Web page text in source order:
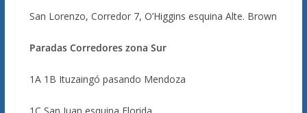
San Lorenzo, Corredor 7, O’Higgins esquina Alte. Brown
Paradas Corredores zona Sur
1A 1B Ituzaingó pasando Mendoza